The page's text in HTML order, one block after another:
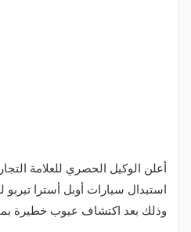
أعلن الوكيل الحصري للعلامة
وذلك بعد اكتشاف عيوب خطيرة